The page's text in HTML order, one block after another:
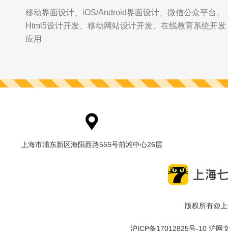
移动界面设计、iOS/Android界面设计、微信公众平台、
Html5设计开发、移动网站设计开发、在线教育系统开发
应用
上海市浦东新区海阳西路555号前滩中心26层
版权所有@
沪ICP备17012825号-10 沪网